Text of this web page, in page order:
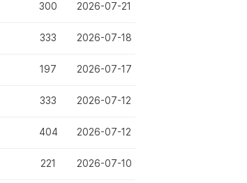
300 2026-07-21
333 2026-07-18
197 2026-07-17
333 2026-07-12
404 2026-07-12
221 2026-07-10